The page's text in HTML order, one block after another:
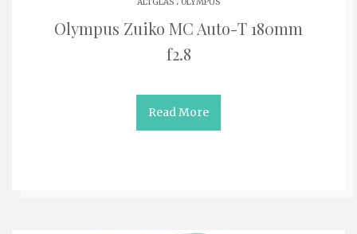
Olympus Zuiko MC Auto-T 180mm
f2.8
Read More